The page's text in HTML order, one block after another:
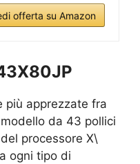
offerta su Amazon
più apprezzate fra
da 43 pollici
processore X\
ogni tipo di